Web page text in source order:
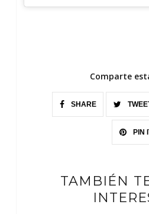
Comparte
SHARE
PIN
TAMBIÉN